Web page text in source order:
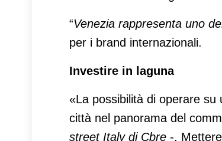
“Venezia rappresenta uno
per i brand internazionali.
Investire in laguna
«La possibilità di operare
città nel panorama del
street Italy di Cbre -.